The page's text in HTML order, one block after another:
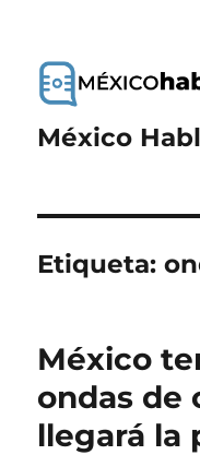
México
Etiqueta:
México
ondas de
llegará la